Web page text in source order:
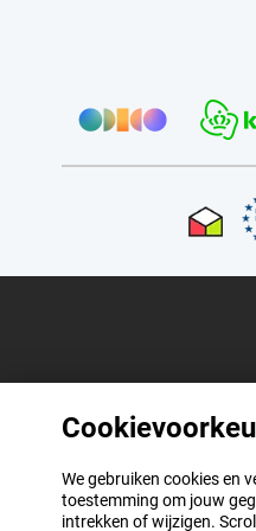
We gebruiken cookies en
toestemming om jouw
intrekken of wijzigen.